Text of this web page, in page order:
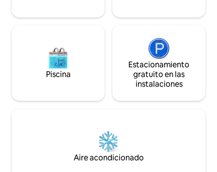
Piscina
Estacionamiento
gratuito en las
instalaciones
Aire acondicionado